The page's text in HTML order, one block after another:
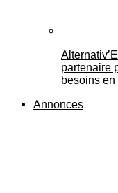
partenaire
besoins
Annonces